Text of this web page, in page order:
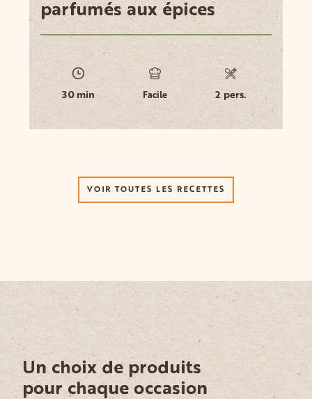
parfumés aux épices
30 min Facile 2 pers.
VOIR TOUTES LES RECETTES
Un choix de produits
pour chaque occasion